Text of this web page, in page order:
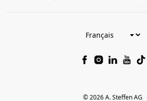
© 2026 A. Steffen AG